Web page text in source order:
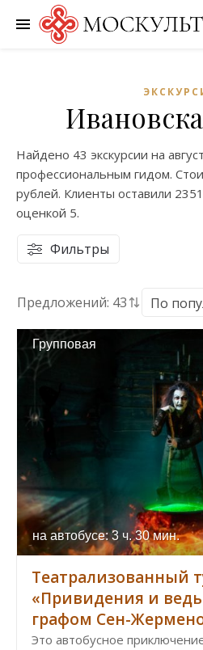
Найдено 43 экскурсии на август
профессиональным гидом.
рублей. Клиенты оставили
оценкой 5.
Фильтры
Предложений: 43
Групповая
на автобусе: 3 ч. 30 мин.
Театрализованный
«Привидения и
графом Сен-
Это автобусное